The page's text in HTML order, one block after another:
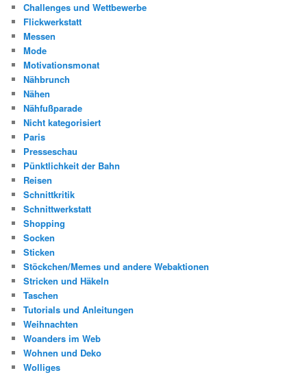
Challenges und Wettbewerbe
Flickwerkstatt
Messen
Mode
Motivationsmonat
Nähbrunch
Nähen
Nähfußparade
Nicht kategorisiert
Paris
Presseschau
Pünktlichkeit der Bahn
Reisen
Schnittkritik
Schnittwerkstatt
Shopping
Socken
Sticken
Stöckchen/Memes und andere Webaktionen
Stricken und Häkeln
Taschen
Tutorials und Anleitungen
Weihnachten
Woanders im Web
Wohnen und Deko
Wolliges